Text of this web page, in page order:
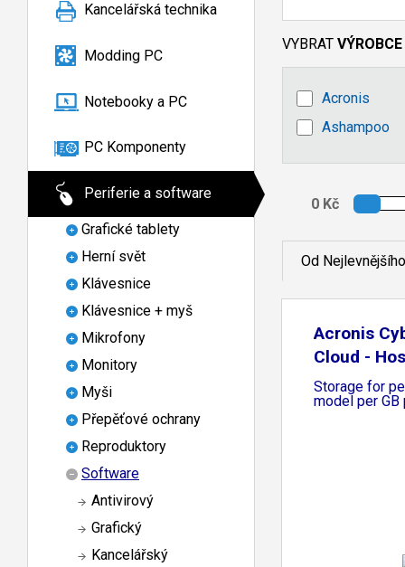
Kancelářská technika
Modding PC
Notebooky a PC
PC Komponenty
Periferie a software
Grafické tablety
Herní svět
Klávesnice
Klávesnice + myš
Mikrofony
Monitory
Myši
Přepěťové ochrany
Reproduktory
Software
Antivirový
Grafický
Kancelářský
VYBRAT VÝROBCE
Acronis
Ashampoo
Od Nejlevnějšího
Acronis
Cloud -
Storage for
model per GB